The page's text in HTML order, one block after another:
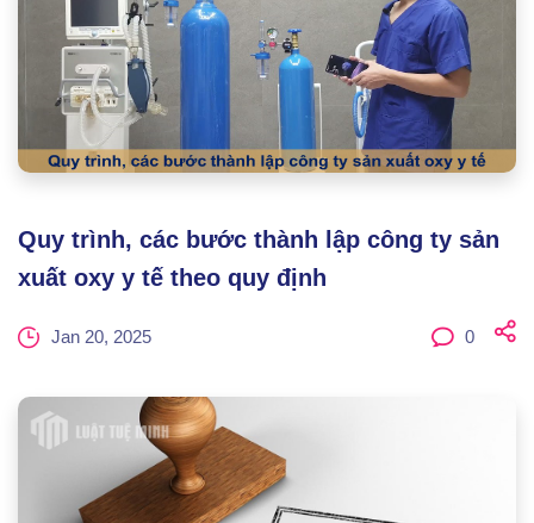
Quy trình, các bước thành lập công ty sản
xuất oxy y tế theo quy định
Jan 20, 2025 0